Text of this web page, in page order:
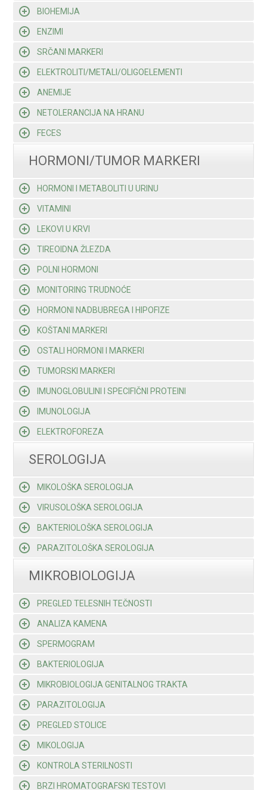
BIOHEMIJA
ENZIMI
SRČANI MARKERI
ELEKTROLITI/METALI/OLIGOELEMENTI
ANEMIJE
NETOLERANCIJA NA HRANU
FECES
HORMONI/TUMOR MARKERI
HORMONI I METABOLITI U URINU
VITAMINI
LEKOVI U KRVI
TIREOIDNA ŽLEZDA
POLNI HORMONI
MONITORING TRUDNOĆE
HORMONI NADBUBREGA I HIPOFIZE
KOŠTANI MARKERI
OSTALI HORMONI I MARKERI
TUMORSKI MARKERI
IMUNOGLOBULINI I SPECIFIČNI PROTEINI
IMUNOLOGIJA
ELEKTROFOREZA
SEROLOGIJA
MIKOLOŠKA SEROLOGIJA
VIRUSOLOŠKA SEROLOGIJA
BAKTERIOLOŠKA SEROLOGIJA
PARAZITOLOŠKA SEROLOGIJA
MIKROBIOLOGIJA
PREGLED TELESNIH TEČNOSTI
ANALIZA KAMENA
SPERMOGRAM
BAKTERIOLOGIJA
MIKROBIOLOGIJA GENITALNOG TRAKTA
PARAZITOLOGIJA
PREGLED STOLICE
MIKOLOGIJA
KONTROLA STERILNOSTI
BRZI HROMATOGRAFSKI TESTOVI